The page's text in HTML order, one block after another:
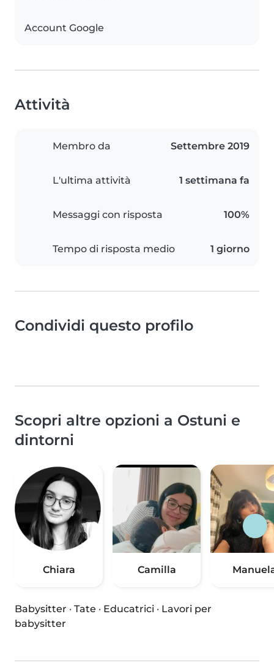
Account Google
Attività
Membro da Settembre 2019
L'ultima attività 1 settimana fa
Messaggi con risposta 100%
Tempo di risposta medio 1 giorno
Condividi questo profilo
Scopri altre opzioni a Ostuni e
dintorni
Chiara Camilla
Babysitter · Tate · Educatrici · Lavori per
babysitter